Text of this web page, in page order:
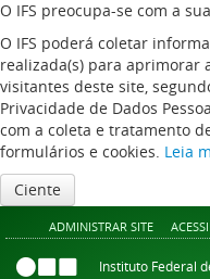
O IFS preocupa-se com a
O IFS poderá coletar
realizada(s) para aprimorar
visitantes deste site,
Privacidade de Dados
com a coleta e tratamento
formulários e cookies. Leia
Ciente
ADMINISTRAR SITE
Instituto Federal